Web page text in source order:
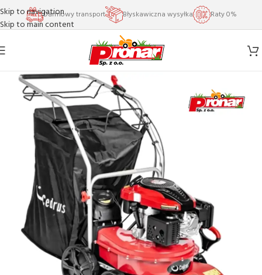
Skip to navigation
Skip to main content
Darmowy transport Błyskawiczna wysyłka Raty 0%